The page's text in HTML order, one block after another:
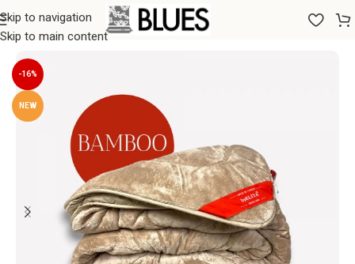
Skip to navigation
Skip to main content
Sākums/Segas/Exclusive collection
-16%
NEW